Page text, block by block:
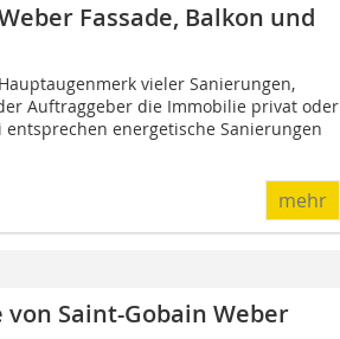
Fassade, Balkon und
vieler Sanierungen,
Auftraggeber die Immobilie privat oder
energetische Sanierungen
mehr
Saint-Gobain Weber